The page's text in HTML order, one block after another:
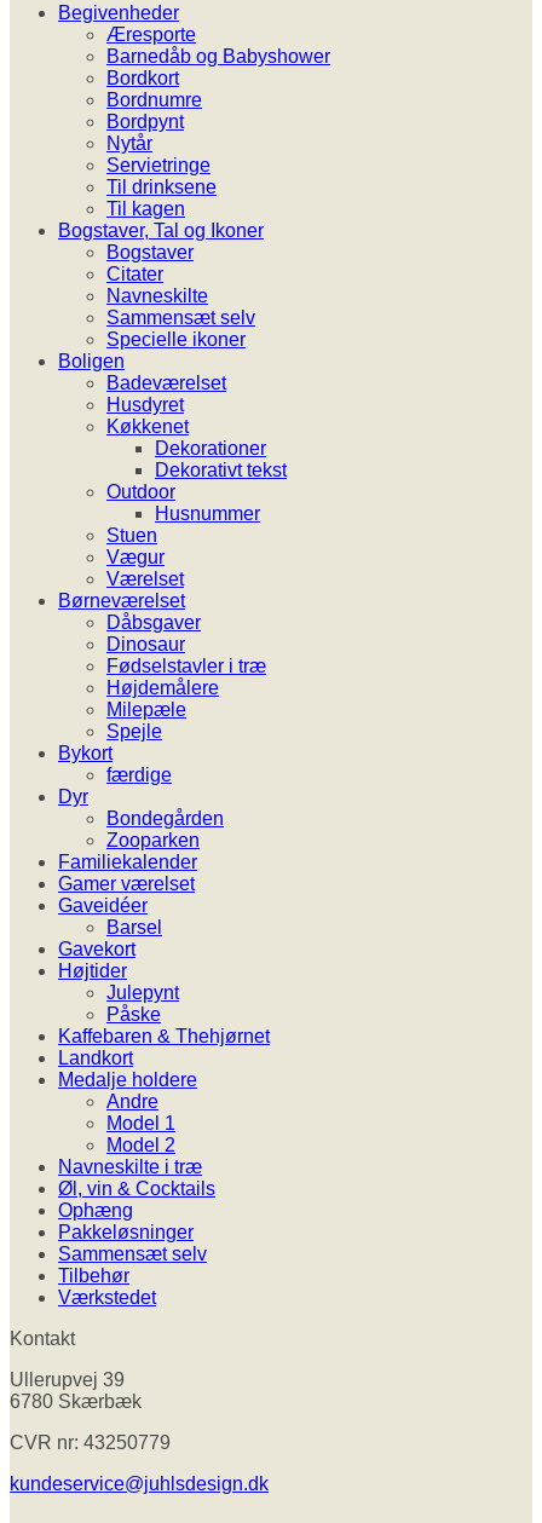
Begivenheder
Æresporte
Barnedåb og Babyshower
Bordkort
Bordnumre
Bordpynt
Nytår
Servietringe
Til drinksene
Til kagen
Bogstaver, Tal og Ikoner
Bogstaver
Citater
Navneskilte
Sammensæt selv
Specielle ikoner
Boligen
Badeværelset
Husdyret
Køkkenet
Dekorationer
Dekorativt tekst
Outdoor
Husnummer
Stuen
Vægur
Værelset
Børneværelset
Dåbsgaver
Dinosaur
Fødselstavler i træ
Højdemålere
Milepæle
Spejle
Bykort
færdige
Dyr
Bondegården
Zooparken
Familiekalender
Gamer værelset
Gaveidéer
Barsel
Gavekort
Højtider
Julepynt
Påske
Kaffebaren & Thehjørnet
Landkort
Medalje holdere
Andre
Model 1
Model 2
Navneskilte i træ
Øl, vin & Cocktails
Ophæng
Pakkeløsninger
Sammensæt selv
Tilbehør
Værkstedet
Kontakt
Ullerupvej 39
6780 Skærbæk
CVR nr: 43250779
kundeservice@juhlsdesign.dk